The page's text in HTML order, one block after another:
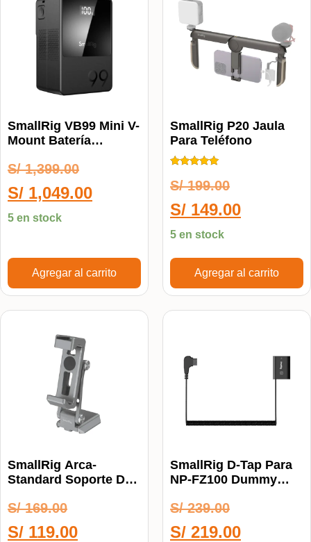
SmallRig VB99 Mini V-
Mount Batería
Equipos
Audiovisuales 3580B
S/1,399.00
S/ 1,049.00
5 en stock
Agregar al carrito
SmallRig P20 Jaula
Para Teléfono
5.00
de 5
S/199.00
S/ 149.00
5 en stock
Agregar al carrito
SmallRig Arca-
Standard Soporte De
S/169.00
S/ 119.00
SmallRig D-Tap Para
NP-FZ100 Dummy
S/239.00
S/ 219.00